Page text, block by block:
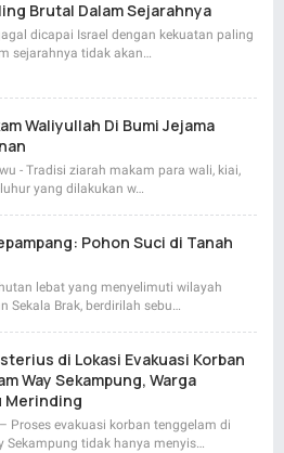
Brutal Dalam Sejarahnya
dicapai Israel dengan kekuatan paling
sejarahnya tidak akan…
Waliyullah Di Bumi Jejama
- Tradisi ziarah makam para wali, kiai,
yang dilakukan w…
Pohon Suci di Tanah
lebat yang menyelimuti wilayah
Sekala Brak, berdirilah sebu…
di Lokasi Evakuasi Korban
Way Sekampung, Warga
Merinding
Proses evakuasi korban tenggelam di
Sekampung tidak hanya menyis…